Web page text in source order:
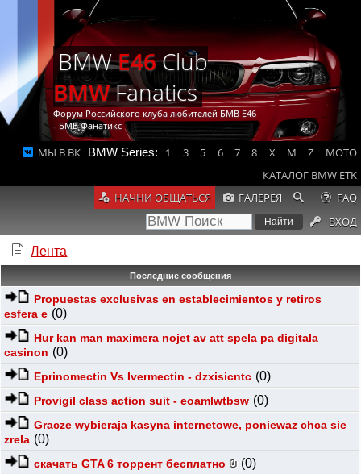
BMWE46Club
BMWFanatics
Форум Российского клуба любителей БМВ Е46
- БМВ Фанатикс
МЫ В ВК BMW Series: 1 3 5 6 7 8 X M Z
MOTO
КАТАЛОГ BMW ETK
НАЧНИ ОБЩАТЬСЯ
ГАЛЕРЕЯ
FAQ
ВХОД
Лента
Последние сообщения
Propuestas exclusivas en establecimientos y retiros
esfera e (0)
Hur kan man maximera nojet av att spela pa digitala
casinon (0)
Eprinomectin Vs Ivermectin - dzxisicntc (0)
Provigil class action suit - eoamlwtbsw (0)
Gracze wybieraja kasyna internetowe, poniewaz chca sie
zrela (0)
скачать GTA 6 торрент бесплатно (0)